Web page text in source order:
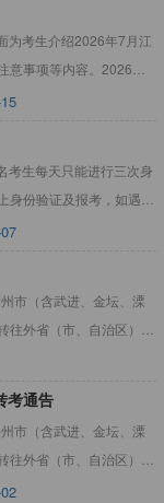
为考生介绍2026年7月江
事项等内容。2026年7
考生每天只能进行三次身
份验证及报考，如遇特
时
市（含武进、金坛、溧
外省（市、自治区）参
间：
考通告
市（含武进、金坛、溧
外省（市、自治区）参
间：